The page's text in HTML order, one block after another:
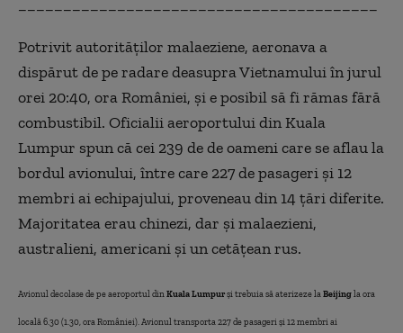
Potrivit autorităţilor malaeziene, aeronava a
dispărut de pe radare deasupra Vietnamului în jurul
orei 20:40, ora României, şi e posibil să fi rămas fără
combustibil. Oficialii aeroportului din Kuala
Lumpur spun că cei 239 de de oameni care se aflau la
bordul avionului, între care 227 de pasageri şi 12
membri ai echipajului, proveneau din 14 ţări diferite.
Majoritatea erau chinezi, dar şi malaezieni,
australieni, americani şi un cetăţean rus.
Avionul decolase de pe aeroportul dinKuala Lumpurși trebuia să aterizeze laBeijingla ora
locală 6.30 (1.30, ora României). Avionul transporta 227 de pasageri și 12 membri ai